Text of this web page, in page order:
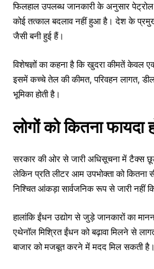
फिलहाल उपलब्ध जानकारी के अनुसार
कोई तत्काल बदलाव नहीं हुआ है। देश के
जैसी बनी हुई हैं।
विशेषज्ञों का कहना है कि खुदरा कीमतें केवल
इसमें कच्चे तेल की कीमत, परिवहन लागत,
भूमिका होती है।
लोगों को कितना फायदा
सरकार की ओर से जारी अधिसूचना में टैक्स छूट
लेकिन प्रति लीटर आम उपभोक्ता को कितना
निश्चित आंकड़ा सार्वजनिक रूप से जारी नहीं
हालांकि ईंधन उद्योग से जुड़े जानकारों का
एथेनॉल मिश्रित ईंधन को बढ़ावा मिलने से
बाजार को मजबूत करने में मदद मिल सकती है।